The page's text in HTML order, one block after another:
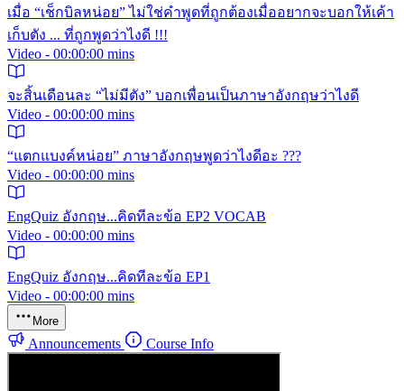
เมื่อ “เช็กบิลหน่อย” ไม่ใช่คำพูดที่ถูกต้องเมื่ออยากจะบอกให้เค้า
เก็บตัง ... ที่ถูกพูดว่าไงดี !!!
Video - 00:00:00 mins
จะสิ้นเดือนละ “ไม่มีตัง” บอกเพื่อนเป็นภาษาอังกฤษว่าไงดี
Video - 00:00:00 mins
“แตกแบงค์หน่อย” ภาษาอังกฤษพูดว่าไงดีอะ ???
Video - 00:00:00 mins
EngQuiz อังกฤษ...คิดทีละข้อ EP2 VOCAB
Video - 00:00:00 mins
EngQuiz อังกฤษ...คิดทีละข้อ EP1
Video - 00:00:00 mins
More
Announcements Course Info